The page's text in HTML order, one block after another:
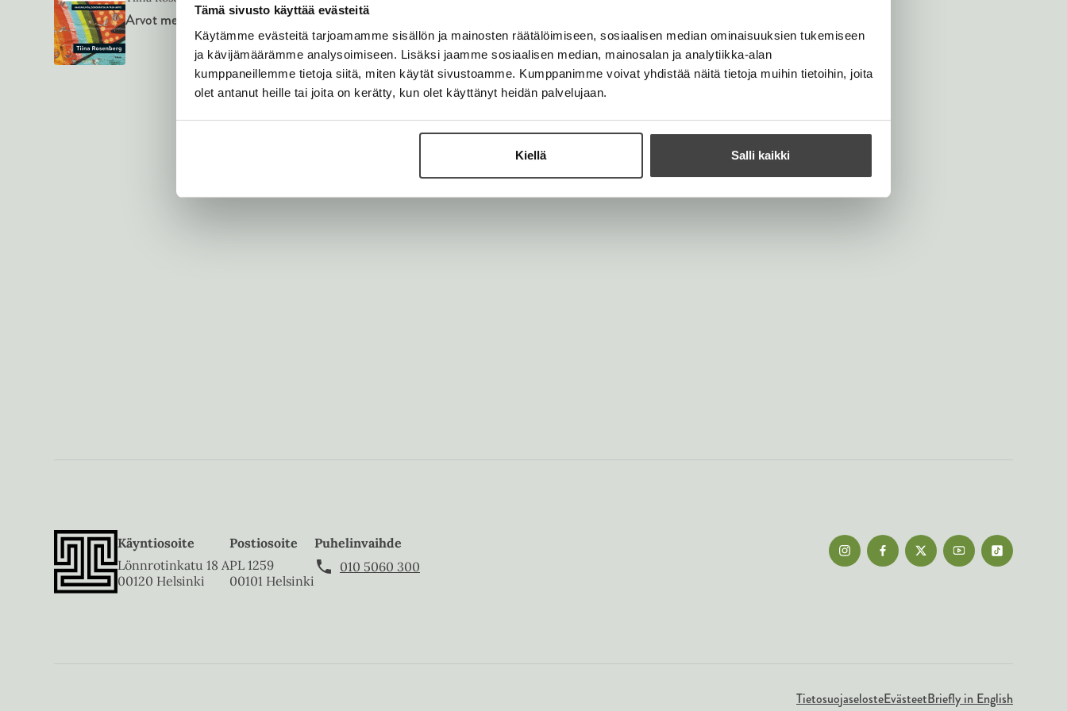
Tämä sivusto käyttää evästeitä
Käytämme evästeitä tarjoamamme sisällön ja mainosten räätälöimiseen, sosiaalisen median ominaisuuksien tukemiseen
ja kävijämäärämme analysoimiseen. Lisäksi jaamme sosiaalisen median, mainosalan ja analytiikka-alan
kumppaneillemme tietoja siitä, miten käytät sivustoamme. Kumppanimme voivat yhdistää näitä tietoja muihin tietoihin, joita
olet antanut heille tai joita on kerätty, kun olet käyttänyt heidän palvelujaan.
Kiellä Salli kaikki
b
Arvot mekin ansaitsemme
2577
p
n
s
i
n
t
b
Käyntiosoite
Lönnrotinkatu 18 A
00120 Helsinki
Postiosoite
PL 1259
00101 Helsinki
Puhelinvaihde
010 5060 300
TietosuojaselosteEvästeetBriefly in English